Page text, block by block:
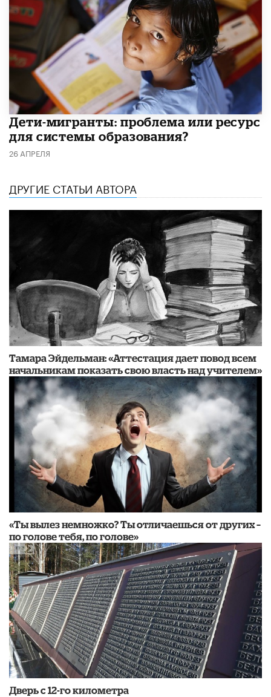
Дети-мигранты: проблема или ресурс
для системы образования?
26 АПРЕЛЯ
ДРУГИЕ СТАТЬИ АВТОРА
Тамара Эйдельман: «Аттестация дает повод всем
начальникам показать свою власть над учителем»
«Ты вылез немножко? Ты отличаешься от других –
по голове тебя, по голове»
Дверь с 12-го километра